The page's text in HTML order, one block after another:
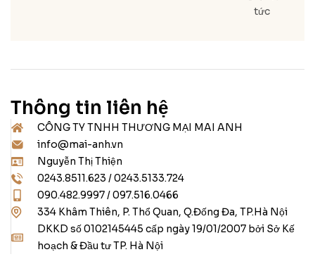
tức
Thông tin liên hệ
CÔNG TY TNHH THƯƠNG MẠI MAI ANH
info@mai-anh.vn
Nguyễn Thị Thiện
0243.8511.623 / 0243.5133.724
090.482.9997 / 097.516.0466
334 Khâm Thiên, P. Thổ Quan, Q.Đống Đa, TP.Hà Nội
DKKD số 0102145445 cấp ngày 19/01/2007 bởi Sở Kế
hoạch & Đầu tư TP. Hà Nội